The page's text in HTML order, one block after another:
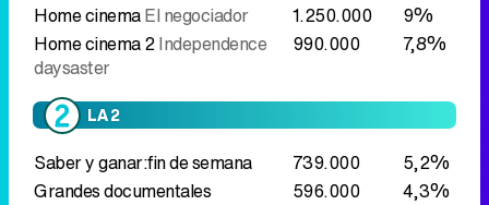
Home cinemaEl negociador 1.250.000
9%
Home cinema 2Independence
daysaster
990.000 7,8%
LA 2
Saber y ganar:fin de semana 739.000
5,2%
Grandes documentales
596.000 4,3%